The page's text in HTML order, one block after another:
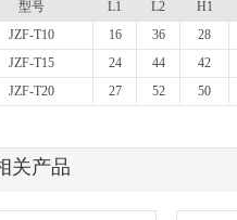
型号 L1 L2 H1
JZF-T10
16 36 28
JZF-T15
24 44 42
JZF-T20
27 52 50
关产品